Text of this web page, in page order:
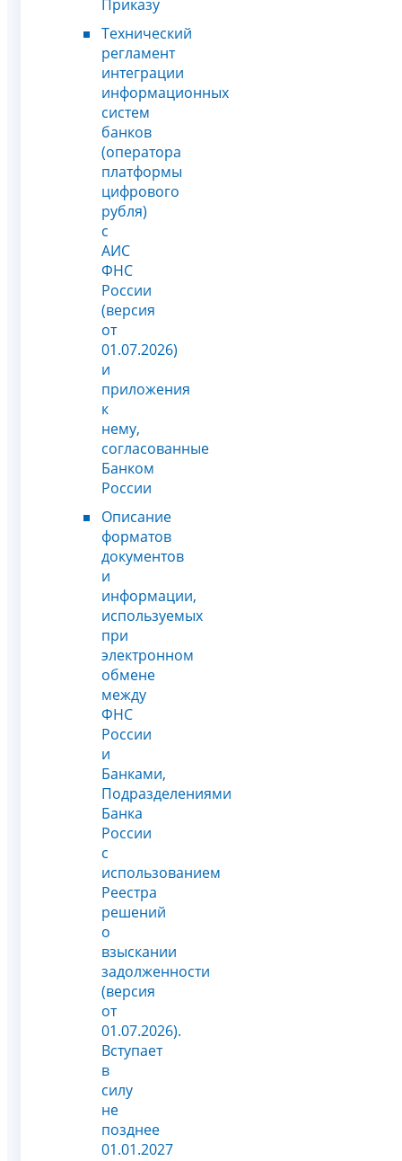
Приказу
Технический
регламент
интеграции
информационных
систем
банков
(оператора
платформы
цифрового
рубля)
с
АИС
ФНС
России
(версия
от
01.07.2026)
и
приложения
к
нему,
согласованные
Банком
России
Описание
форматов
документов
и
информации,
используемых
при
электронном
обмене
между
ФНС
России
и
Банками,
Подразделениями
Банка
России
с
использованием
Реестра
решений
о
взыскании
задолженности
(версия
от
01.07.2026).
Вступает
в
силу
не
позднее
01.01.2027